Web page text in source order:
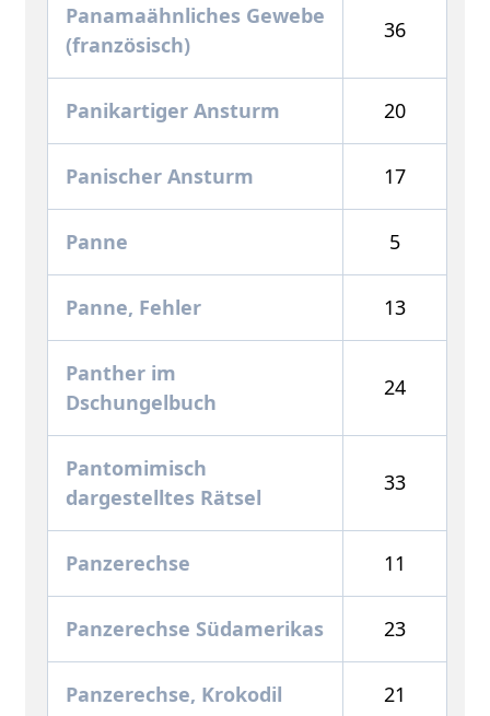
Panamaähnliches Gewebe
(französisch)
36
Panikartiger Ansturm 20
Panischer Ansturm 17
Panne 5
Panne, Fehler 13
Panther im
Dschungelbuch
24
Pantomimisch
dargestelltes Rätsel
33
Panzerechse 11
Panzerechse Südamerikas 23
Panzerechse, Krokodil 21